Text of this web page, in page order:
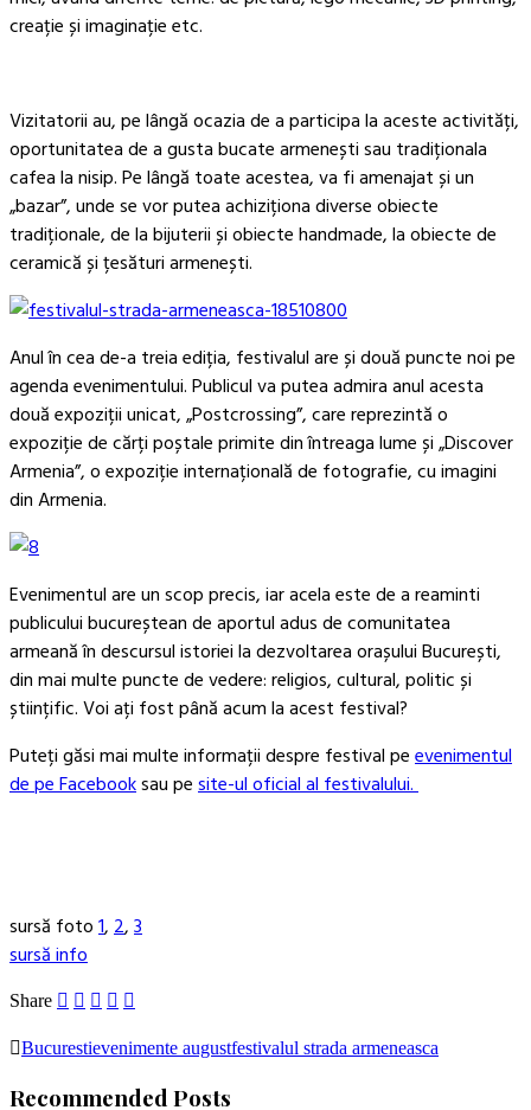
creație și imaginație etc.
Vizitatorii au, pe lângă ocazia de a participa la aceste activități,
oportunitatea de a gusta bucate armenești sau tradiționala
cafea la nisip. Pe lângă toate acestea, va fi amenajat și un
„bazar”, unde se vor putea achiziționa diverse obiecte
tradiționale, de la bijuterii și obiecte handmade, la obiecte de
ceramică și țesături armenești.
Anul în cea de-a treia ediția, festivalul are și două puncte noi pe
agenda evenimentului. Publicul va putea admira anul acesta
două expoziții unicat, „Postcrossing”, care reprezintă o
expoziție de cărți poștale primite din întreaga lume și „Discover
Armenia”, o expoziție internațională de fotografie, cu imagini
din Armenia.
Evenimentul are un scop precis, iar acela este de a reaminti
publicului bucureștean de aportul adus de comunitatea
armeană în descursul istoriei la dezvoltarea orașului București,
din mai multe puncte de vedere: religios, cultural, politic și
științific. Voi ați fost până acum la acest festival?
Puteți găsi mai multe informații despre festival pe evenimentul
de pe Facebooksau pe site-ul oficial al festivalului.
sursă foto 1, 2, 3
sursă info
Share
Bucurestievenimente augustfestivalul strada armeneasca
Recommended Posts